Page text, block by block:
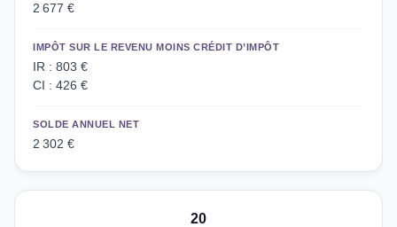
2 677 €
IMPÔT SUR LE REVENU MOINS CRÉDIT D’IMPÔT
IR : 803 €
CI : 426 €
SOLDE ANNUEL NET
2 302 €
20